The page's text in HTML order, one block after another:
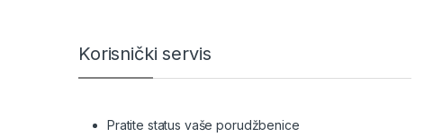
Korisnički servis
Pratite status vaše porudžbenice